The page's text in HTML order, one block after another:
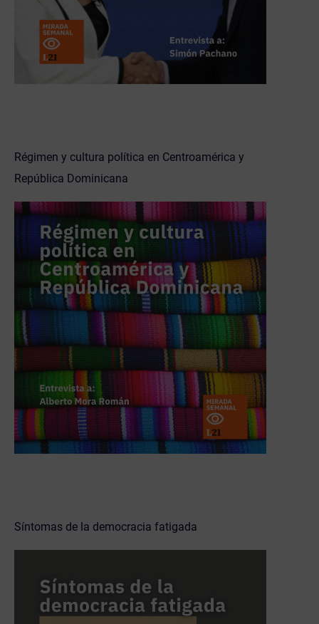
Régimen y cultura política en Centroamérica y
República Dominicana
Síntomas de la democracia fatigada